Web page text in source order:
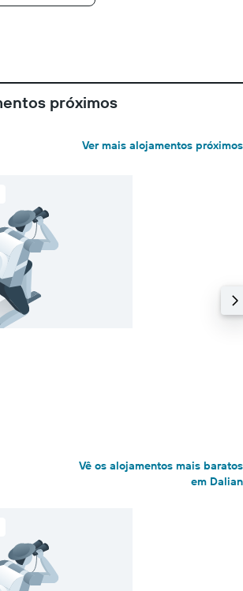
próximos
Ver mais alojamentos próximos
Vê os alojamentos mais baratos
em Dalian